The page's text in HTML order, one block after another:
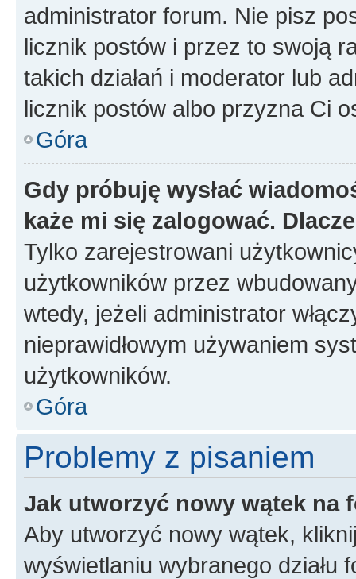
administrator forum. Nie pisz
licznik postów i przez to swoją
takich działań i moderator lub
licznik postów albo przyzna Ci
Góra
Gdy próbuję wysłać
każe mi się zalogować.
Tylko zarejestrowani
użytkowników przez
wtedy, jeżeli administrator
nieprawidłowym używaniem
użytkowników.
Góra
Problemy z pisaniem
Jak utworzyć nowy wątek na
Aby utworzyć nowy wątek,
wyświetlaniu wybranego działu